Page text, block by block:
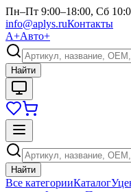
Пн–Пт 9:00–18:00, Сб
info@aplys.ruКонтакты
А+Авто+
Найти
Найти
Все категорииКаталог